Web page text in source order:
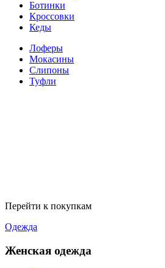
Ботинки
Кроссовки
Кеды
Лоферы
Мокасины
Слипоны
Туфли
Перейти к покупкам
Одежда
Женская одежда